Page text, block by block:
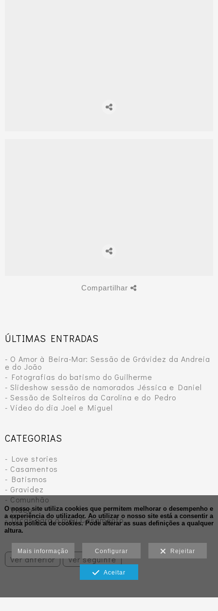
Compartilhar
ÚLTIMAS ENTRADAS
- O Amor à Beira-Mar: Sessão de Grávidez da Andreia
e do João
- Fotografias do batismo do Guilherme
- Slideshow sessão de namorados Jéssica e Daniel
- Sessão de Solteiros da Carolina e do Pedro
- Vídeo do dia Joel e Miguel
CATEGORIAS
- Love stories
- Casamentos
- Batismos
- Gravidez
- Comunhão
- Vídeo
- Dicas para o meu Casamento
Ver anterior Ver seguinte
O nosso site utiliza cookies que permitem melhorar o desempenho e
a experiência do utilizador. Ao utilizar o nosso site está a consentir a
nossa política de cookies. Pode alterar as suas definições a qualquer
altura.
Mais informação Configurar Rejeitar
Aceitar